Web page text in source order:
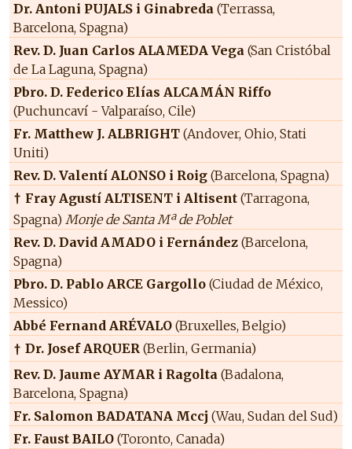
Dr. Antoni PUJALS i Ginabreda (Terrassa,
Barcelona, Spagna)
Rev. D. Juan Carlos ALAMEDA Vega (San Cristóbal
de La Laguna, Spagna)
Pbro. D. Federico Elías ALCAMÁN Riffo
(Puchuncaví - Valparaíso, Cile)
Fr. Matthew J. ALBRIGHT (Andover, Ohio, Stati
Uniti)
Rev. D. Valentí ALONSO i Roig (Barcelona, Spagna)
† Fray Agustí ALTISENT i Altisent (Tarragona,
Spagna) Monje de Santa Mª de Poblet
Rev. D. David AMADO i Fernández (Barcelona,
Spagna)
Pbro. D. Pablo ARCE Gargollo (Ciudad de México,
Messico)
Abbé Fernand ARÉVALO (Bruxelles, Belgio)
† Dr. Josef ARQUER (Berlin, Germania)
Rev. D. Jaume AYMAR i Ragolta (Badalona,
Barcelona, Spagna)
Fr. Salomon BADATANA Mccj (Wau, Sudan del Sud)
Fr. Faust BAILO (Toronto, Canada)